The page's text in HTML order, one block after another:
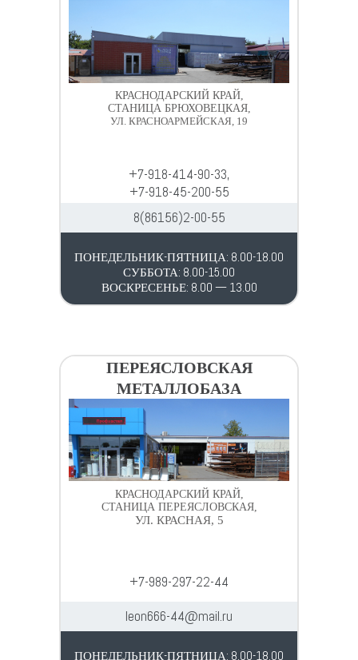
КРАСНОДАРСКИЙ КРАЙ,
СТАНИЦА БРЮХОВЕЦКАЯ,
УЛ. КРАСНОАРМЕЙСКАЯ, 19
+7-918-414-90-33,
+7-918-45-200-55
8(86156)2-00-55
ПОНЕДЕЛЬНИК-ПЯТНИЦА: 8.00-18.00
СУББОТА: 8.00-15.00
ВОСКРЕСЕНЬЕ: 8.00 — 13.00
ПЕРЕЯСЛОВСКАЯ
МЕТАЛЛОБАЗА
КРАСНОДАРСКИЙ КРАЙ,
СТАНИЦА ПЕРЕЯСЛОВСКАЯ,
УЛ. КРАСНАЯ, 5
+7-989-297-22-44
leon666-44@mail.ru
ПОНЕДЕЛЬНИК-ПЯТНИЦА: 8.00-18.00